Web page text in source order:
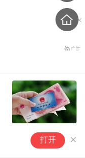
湖南衡阳蒸
通两天就出
打开